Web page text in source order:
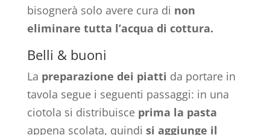
bisognerà solo avere cura di non
eliminare tutta l’acqua di cottura.
Belli & buoni
La preparazione dei piatti da portare in
tavola segue i seguenti passaggi: in una
ciotola si distribuisce prima la pasta
appena scolata, quindi si aggiunge il